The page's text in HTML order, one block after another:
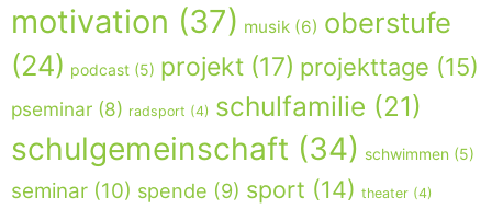
motivation (37) musik (6) oberstufe
(24) podcast (5) projekt (17) projekttage (15)
pseminar (8) radsport (4) schulfamilie (21)
schulgemeinschaft (34) schwimmen (5)
seminar (10) spende (9) sport (14) theater (4)